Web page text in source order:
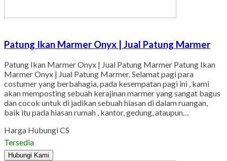
Patung Ikan Marmer Onyx | Jual Patung Marmer
Patung Ikan Marmer Onyx | Jual Patung Marmer Patung Ikan
Marmer Onyx | Jual Patung Marmer. Selamat pagi para
costumer yang berbahagia, pada kesempatan pagi ini , kami
akan memposting sebuah kerajinan marmer yang sangat bagus
dan cocok untuk di jadikan sebuah hiasan di dalam ruangan,
baik itu pada hiasan rumah , kantor, gedung, ataupun…
Harga Hubungi CS
Tersedia
Hubungi Kami